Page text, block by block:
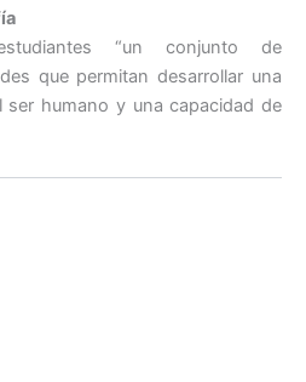
“un conjunto de
que permitan desarrollar una
ser humano y una capacidad de